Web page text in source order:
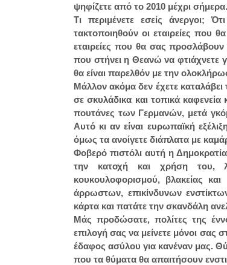
ψηφίζετε από το 2010 μέχρι σήμερα.
Τι περιμένετε εσείς άνεργοι;
τακτοποιηθούν οι εταιρείες που
εταιρείες που θα σας προσλάβουν
που στήνει η Θεανώ να φτιάχνετε
θα είναι παρελθόν με την
Μάλλον ακόμα δεν έχετε
σε σκυλάδικα και τοπικά
πουτάνες των Γερμανών, μετά
Αυτό κι αν είναι ευρωπαϊκή
όμως τα ανοίγετε διάπλατα με
Φοβερό πιστόλι αυτή η
την κατοχή και χρήση του,
κουκουλοφορισμού, βλακείας
άρρωστων, επικίνδυνων
κάρτα και πατάτε την σκανδάλη
Μάς προδώσατε, πολίτες της
επιλογή σας να μείνετε μόνοι
έδαφος ασύλου για κανέναν μας.
που τα θύματα θα απαιτήσουν